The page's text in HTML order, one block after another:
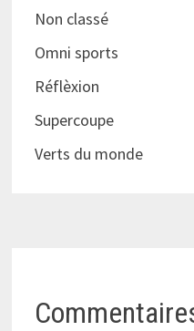
Non classé
Omni sports
Réflèxion
Supercoupe
Verts du monde